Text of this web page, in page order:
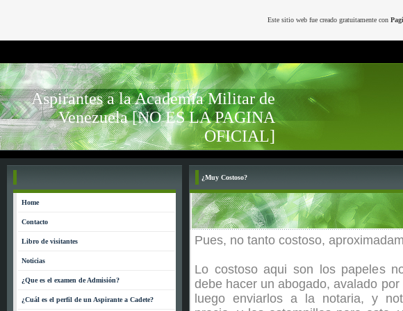
Aspirantes a la Academia Militar de
Venezuela [NO ES LA PAGINA
OFICIAL]
Home
Contacto
Libro de visitantes
Noticias
¿Que es el examen de Admisión?
¿Cuál es el perfil de un Aspirante a Cadete?
¿Muy Costoso?
Pues, no tanto costoso,
Lo costoso aqui son los papeles
debe hacer un abogado, avalado
luego enviarlos a la notaria, y
Este sitio web fue creado gratuitamente con